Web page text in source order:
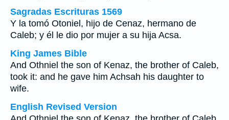
Sagradas Escrituras 1569
Y la tomó Otoniel, hijo de Cenaz, hermano de
Caleb; y él le dio por mujer a su hija Acsa.
King James Bible
And Othniel the son of Kenaz, the brother of Caleb,
took it: and he gave him Achsah his daughter to
wife.
English Revised Version